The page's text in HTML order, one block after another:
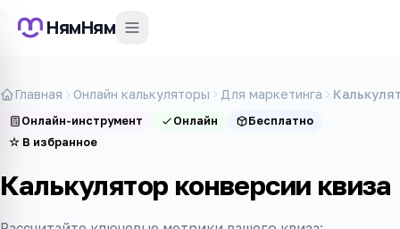
НямНям
Главная Онлайн калькуляторы Для маркетинга
Онлайн-инструмент Онлайн
Бесплатно
☆ В избранное
Калькулятор конверсии квиза